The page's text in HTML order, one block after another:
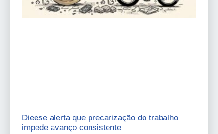
Dieese alerta que precarização do trabalho
impede avanço consistente